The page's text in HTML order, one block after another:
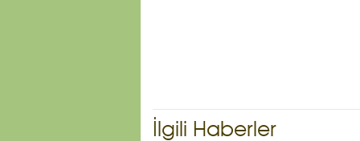
İlgili Haberler